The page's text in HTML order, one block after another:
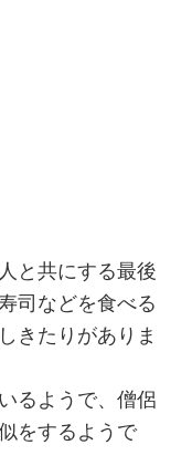
と共にする最後
司などを食べる
きたりがありま
るようで、僧侶
をするようで